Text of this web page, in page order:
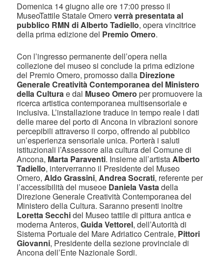
Domenica 14 giugno alle ore 17:00 presso il
MuseoTattile Statale Omeroverrà presentata al
pubblico RMN di Alberto Tadiello, opera vincitrice
della prima edizione del Premio Omero.
Con l’ingresso permanente dell’opera nella
collezione del museo si conclude la prima edizione
del Premio Omero, promosso dalla Direzione
Generale Creatività Contemporanea del Ministero
della Culturae dal Museo Omero per promuovere la
ricerca artistica contemporanea multisensoriale e
inclusiva. L’installazione traduce in tempo reale i dati
delle maree del porto di Ancona in vibrazioni sonore
percepibili attraverso il corpo, offrendo al pubblico
un’esperienza sensoriale unica. Porterà i saluti
istituzionali l’Assessore alla cultura del Comune di
Ancona, Marta Paraventi. Insieme all’artistaAlberto
Tadiello, interverranno il Presidente del Museo
Omero,Aldo Grassini,Andrea Socrati, referente per
l’accessibilità del museoe Daniela Vastadella
Direzione Generale Creatività Contemporanea del
Ministero della Cultura. Saranno presenti inoltre
Loretta Secchidel Museo tattile di pittura antica e
moderna Anteros,Guida Vettorel, dell’Autorità di
Sistema Portuale del Mare Adriatico Centrale, Pittori
Giovanni, Presidente della sezione provinciale di
Ancona dell’Ente Nazionale Sordi.